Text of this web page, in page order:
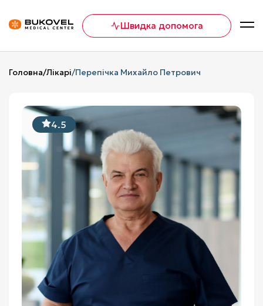
Швидка допомога
Головна/Лікарі/Перепічка Михайло Петрович
4.5